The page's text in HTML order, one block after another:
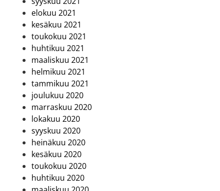
elokuu 2021
kesäkuu 2021
toukokuu 2021
huhtikuu 2021
maaliskuu 2021
helmikuu 2021
tammikuu 2021
joulukuu 2020
marraskuu 2020
lokakuu 2020
syyskuu 2020
heinäkuu 2020
kesäkuu 2020
toukokuu 2020
huhtikuu 2020